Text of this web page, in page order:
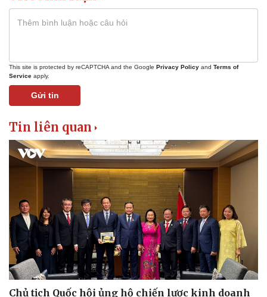
This site is protected by reCAPTCHA and the Google Privacy Policy and Terms of
Service apply.
Gửi tin
Tin liên quan
Chủ tịch Quốc hội ủng hộ chiến lược kinh doanh